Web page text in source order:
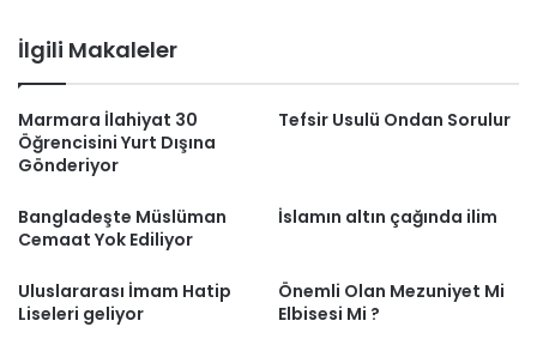
İlgili Makaleler
Marmara İlahiyat 30
Öğrencisini Yurt Dışına
Gönderiyor
Tefsir Usulü Ondan Sorulur
Bangladeşte Müslüman
Cemaat Yok Ediliyor
İslamın altın çağında ilim
Uluslararası İmam Hatip
Liseleri geliyor
Önemli Olan Mezuniyet Mi
Elbisesi Mi ?